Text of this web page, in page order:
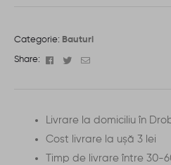
Categorie: Bauturi
Share: Facebook
TwitterEmail
Livrare la domiciliu în
Cost livrare la ușă 3 lei
Timp de livrare între 30-